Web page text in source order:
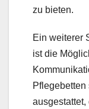
zu bieten.
Ein weiterer
ist die